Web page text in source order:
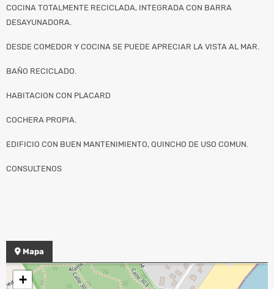
COCINA TOTALMENTE RECICLADA, INTEGRADA CON BARRA
DESAYUNADORA.
DESDE COMEDOR Y COCINA SE PUEDE APRECIAR LA VISTA AL MAR.
BAÑO RECICLADO.
HABITACION CON PLACARD
COCHERA PROPIA.
EDIFICIO CON BUEN MANTENIMIENTO, QUINCHO DE USO COMUN.
CONSULTENOS
Mapa
+